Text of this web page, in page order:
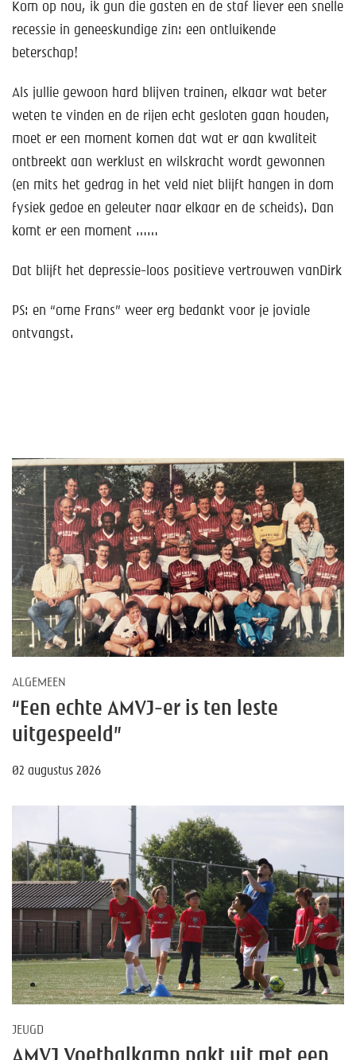
Kom op nou, ik gun die gasten en de staf liever een snelle
recessie in geneeskundige zin: een ontluikende
beterschap!
Als jullie gewoon hard blijven trainen, elkaar wat beter
weten te vinden en de rijen echt gesloten gaan houden,
moet er een moment komen dat wat er aan kwaliteit
ontbreekt aan werklust en wilskracht wordt gewonnen
(en mits het gedrag in het veld niet blijft hangen in dom
fysiek gedoe en geleuter naar elkaar en de scheids). Dan
komt er een moment ……
Dat blijft het depressie-loos positieve vertrouwen vanDirk
PS: en “ome Frans” weer erg bedankt voor je joviale
ontvangst.
ALGEMEEN
“Een echte AMVJ-er is ten leste
uitgespeeld”
02 augustus 2026
JEUGD